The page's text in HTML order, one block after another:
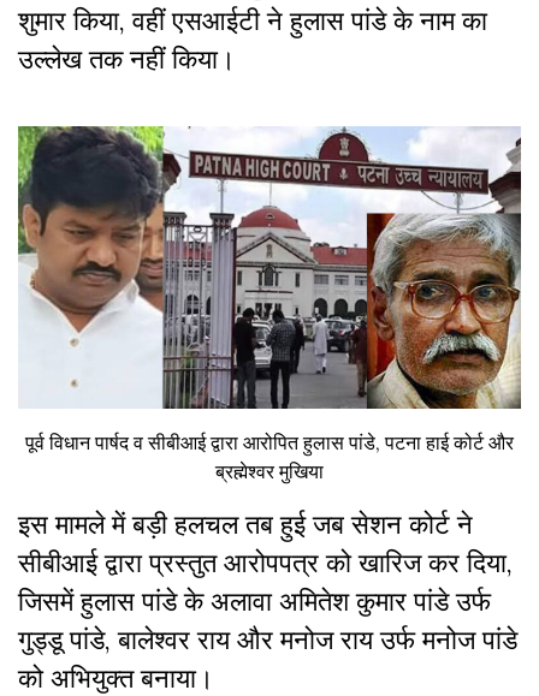
शुमार किया, वहीं एसआईटी ने हुलास पांडे के नाम का
उल्लेख तक नहीं किया।
पूर्व विधान पार्षद व सीबीआई द्वारा आरोपित हुलास पांडे, पटना हाई कोर्ट और
ब्रह्मेश्वर मुखिया
इस मामले में बड़ी हलचल तब हुई जब सेशन कोर्ट ने
सीबीआई द्वारा प्रस्तुत आरोपपत्र को खारिज कर दिया,
जिसमें हुलास पांडे के अलावा अमितेश कुमार पांडे उर्फ
गुड्डू पांडे, बालेश्वर राय और मनोज राय उर्फ मनोज पांडे
को अभियुक्त बनाया।